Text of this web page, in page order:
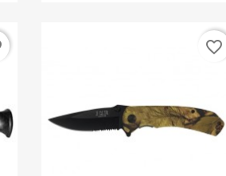
favorite_border